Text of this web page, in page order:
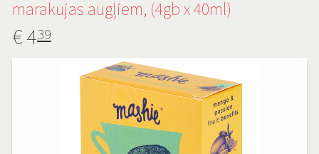
marakujas augļiem, (4gb x 40ml)
€439